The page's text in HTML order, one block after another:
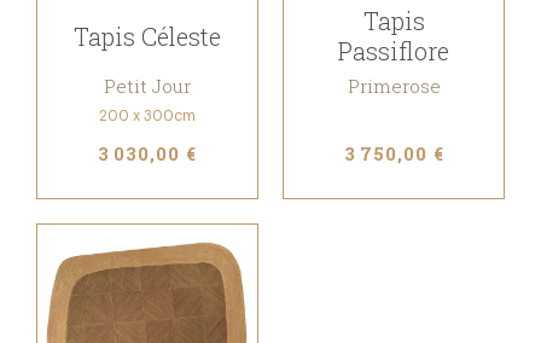
Tapis Céleste
Petit Jour
200 x 300cm
3 030,00 €
Tapis
Passiflore
Primerose
3 750,00 €